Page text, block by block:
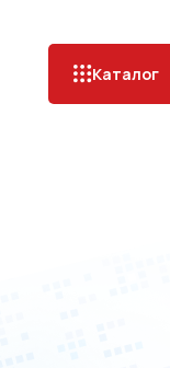
Каталог